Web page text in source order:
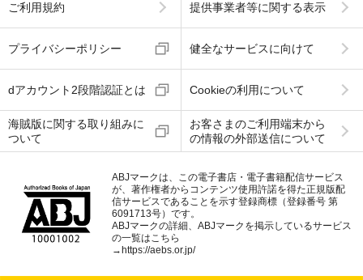
ご利用規約 提供事業者等に関する表示
プライバシーポリシー 健全なサービスに向けて
dアカウント2段階認証とは Cookieの利用について
海賊版に関する取り組みに
ついて
お客さまのご利用端末から
の情報の外部送信について
ABJマークは、この電子書店・電子書籍配信サービス
が、著作権者からコンテンツ使用許諾を得た正規版配
信サービスであることを示す登録商標（登録番号 第
6091713号）です。
ABJマークの詳細、ABJマークを掲示しているサービス
の一覧はこちら
→ https://aebs.or.jp/